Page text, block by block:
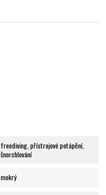
freediving, přístrojové potápění,
šnorchlování
mokrý